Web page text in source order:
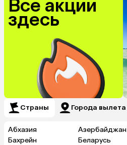
Все акции
здесь
Страны Города вылета
Абхазия Азербайджан
Бахрейн
Беларусь